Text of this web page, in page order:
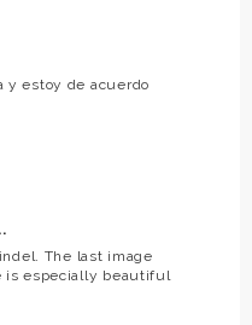
y estoy de acuerdo
The last image
is especially beautiful